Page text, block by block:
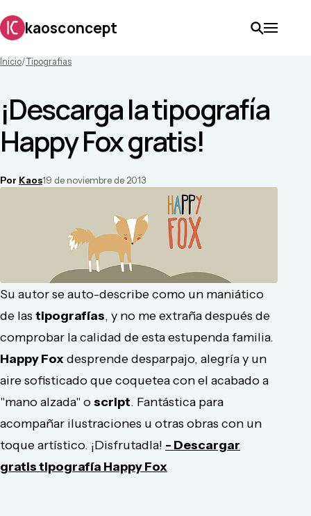
kaosconcept
Inicio/Tipografias
¡Descarga la tipografía
Happy Fox gratis!
Por Kaos19 de noviembre de 2013
Su autor se auto-describe como un maniático
de las tipografías, y no me extraña después de
comprobar la calidad de esta estupenda familia.
Happy Fox desprende desparpajo, alegría y un
aire sofisticado que coquetea con el acabado a
"mano alzada" oscript. Fantástica para
acompañar ilustraciones u otras obras con un
toque artístico. ¡Disfrutadla! - Descargar
gratis tipografía Happy Fox